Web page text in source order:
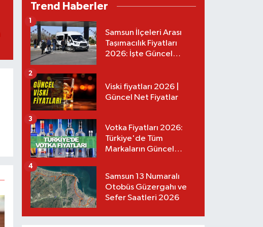
Trend Haberler
Samsun İlçeleri Arası
Taşımacılık Fiyatları
2026: İşte Güncel
1
Viski fiyatları 2026 |
Güncel Net Fiyatlar
2
Votka Fiyatları 2026:
Türkiye'de Tüm
Markaların Güncel
3
Samsun 13 Numaralı
Otobüs Güzergahı ve
Sefer Saatleri 2026
4